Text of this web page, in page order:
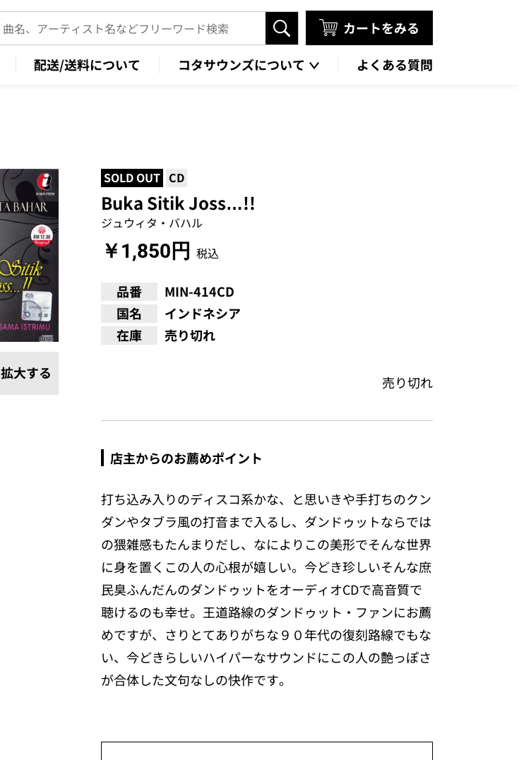
カートをみる
配送/送料について コタサウンズについて よくある質問
拡大する
SOLD OUT CD
Buka Sitik Joss…!!
ジュウィタ・バハル
￥1,850円 税込
品番
MIN-414CD
国名
インドネシア
在庫
売り切れ
売り切れ
店主からのお薦めポイント
打ち込み入りのディスコ系かな、と思いきや手打ちのクン
ダンやタブラ風の打音まで入るし、ダンドゥットならでは
の猥雑感もたんまりだし、なによりこの美形でそんな世界
に身を置くこの人の心根が嬉しい。今どき珍しいそんな庶
民臭ふんだんのダンドゥットをオーディオCDで高音質で
聴けるのも幸せ。王道路線のダンドゥット・ファンにお薦
めですが、さりとてありがちな９０年代の復刻路線でもな
い、今どきらしいハイパーなサウンドにこの人の艶っぽさ
が合体した文句なしの快作です。